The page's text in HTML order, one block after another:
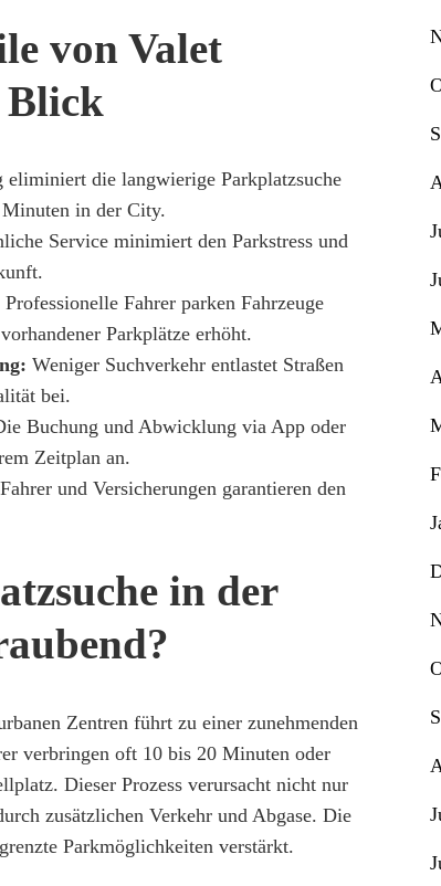
von Valet
Blick
eliminiert die langwierige Parkplatzsuche
in der City.
Service minimiert den Parkstress und
Professionelle Fahrer parken Fahrzeuge
Parkplätze erhöht.
Weniger Suchverkehr entlastet Straßen
bei.
Buchung und Abwicklung via App oder
Zeitplan an.
und Versicherungen garantieren den
in der
Zentren führt zu einer zunehmenden
verbringen oft 10 bis 20 Minuten oder
Dieser Prozess verursacht nicht nur
zusätzlichen Verkehr und Abgase. Die
Parkmöglichkeiten verstärkt.